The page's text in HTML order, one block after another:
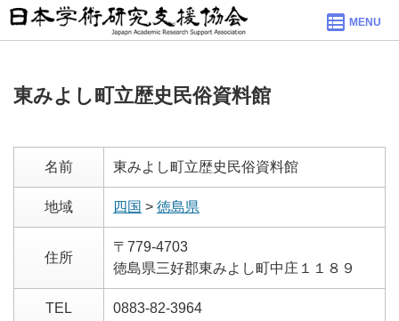
MENU
東みよし町立歴史民俗資料館
名前 東みよし町立歴史民俗資料館
地域 四国 > 徳島県
住所
〒779-4703
徳島県三好郡東みよし町中庄１１８９
TEL 0883-82-3964